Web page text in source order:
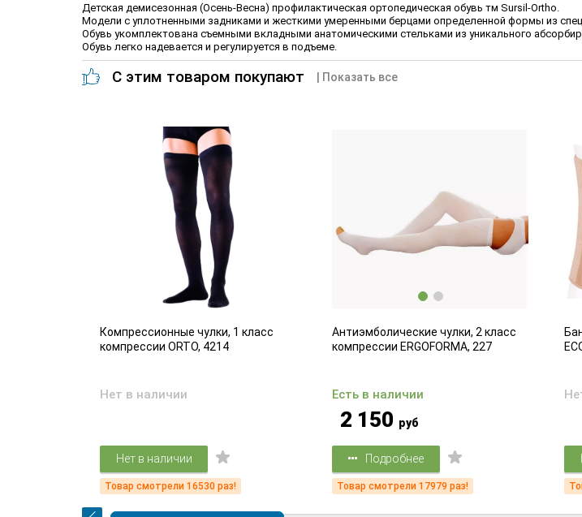
Детская демисезонная (Осень-Весна) профилактическая ортопедическая обувь тм Sursil-Ortho.
Модели с уплотненными задниками и жесткими умеренными берцами определенной формы из
Обувь укомплектована съемными вкладными анатомическими стельками из уникального
Обувь легко надевается и регулируется в подъеме.
С этим товаром покупают | Показать все
Компрессионные чулки, 1 класс
компрессии ORTO, 4214
Нет в наличии
Нет в наличии
Товар смотрели 16530 раз!
Антиэмболические чулки, 2 класс
компрессии ERGOFORMA, 227
Есть в наличии
2 150 руб
Подробнее
Товар смотрели 17979 раз!